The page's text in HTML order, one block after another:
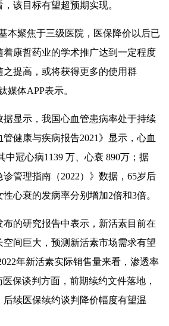
该目标有望超预期实现。
本聚焦于三级医院，医保降价以后已
康哲药业的学术推广达到一定程度
之提高，或将获得更多的使用群
媒体APP表示。
据显示，我国心血管患病率处于持续
管健康与疾病报告2021》显示，心血
中冠心病1139 万、心衰 890万；据
诊管理指南（2022）》数据，65岁后
心衰的发病率分别增加2倍和3倍。
布的研究报告中表示，新活素目前在
空间巨大，预测新活素市场需求有望
年新活素实际销售量来看，渗透率
保谈判方面，前期续约文件落地，
续医保续约谈判降价幅度有望温